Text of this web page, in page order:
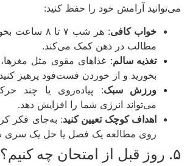
آرامش خود را حفظ کنید:
خواب کافی
: هر شب ۷ تا ۸ ساعت
مطالب در ذهن کمک می‌کند.
تغذیه سالم: غذاهای مقوی مثل مغزها،
بخورید و از خوردن فست‌فود پرهیز کنید.
ورزش سبک: پیاده‌روی یا چند حرکت
می‌تواند انرژی شما را افزایش دهد.
اهداف کوچک تعیین کنید: به‌جای فکر کردن
روی مطالعه یک فصل یا حل یک سری سؤال